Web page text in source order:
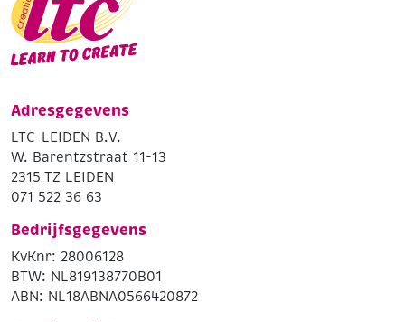
Adresgegevens
LTC-LEIDEN B.V.
W. Barentzstraat 11-13
2315 TZ LEIDEN
071 522 36 63
Bedrijfsgegevens
KvKnr: 28006128
BTW: NL819138770B01
ABN: NL18ABNA0566420872